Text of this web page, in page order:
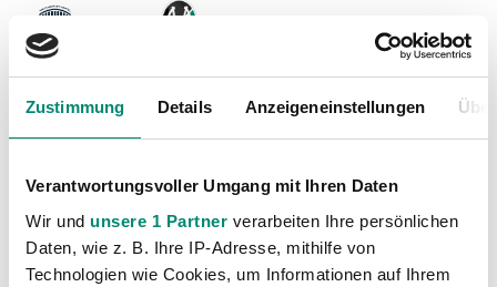
Zustimmung Details Anzeigeneinstellungen
Verantwortungsvoller Umgang mit Ihren Daten
Wir und unsere 1 Partner verarbeiten Ihre persönlichen
Daten, wie z. B. Ihre IP-Adresse, mithilfe von
Technologien wie Cookies, um Informationen auf Ihrem
Runde 6- 31.08.2018 19:10 Uhr - josko ARENA
Runde 7 - 14.09.2018 19:10 Uhr- FAC-Platz
1:0 (0:0)